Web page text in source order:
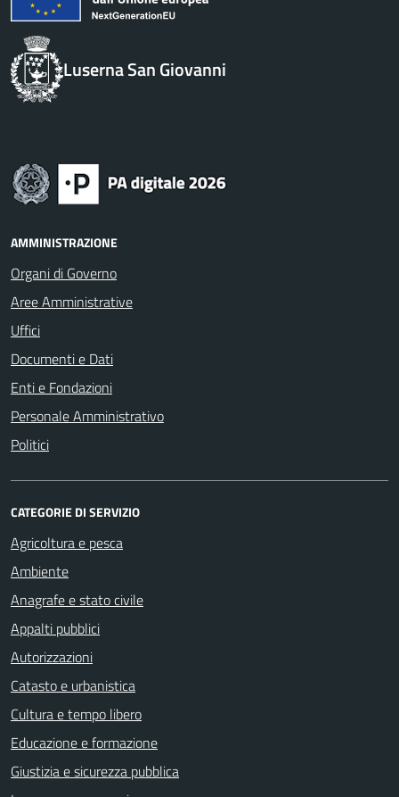
Luserna San Giovanni
AMMINISTRAZIONE
Organi di Governo
Aree Amministrative
Uffici
Documenti e Dati
Enti e Fondazioni
Personale Amministrativo
Politici
CATEGORIE DI SERVIZIO
Agricoltura e pesca
Ambiente
Anagrafe e stato civile
Appalti pubblici
Autorizzazioni
Catasto e urbanistica
Cultura e tempo libero
Educazione e formazione
Giustizia e sicurezza pubblica